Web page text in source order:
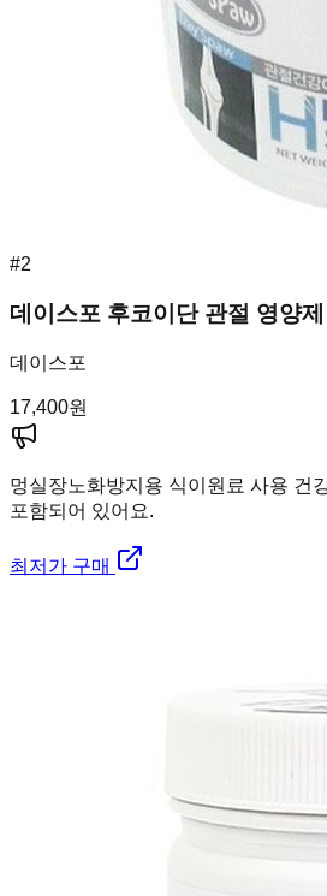
#2
데이스포 후코이단 관절 영양
데이스포
17,400원
멍실장노화방지용 식이원료 사용 건
포함되어 있어요.
최저가 구매